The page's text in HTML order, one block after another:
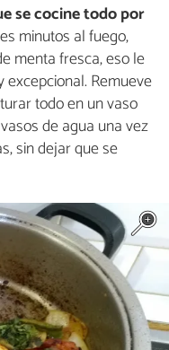
se cocine todo por
minutos al fuego,
menta fresca, eso le
Remueve
todo en un vaso
de agua una vez
sin dejar que se